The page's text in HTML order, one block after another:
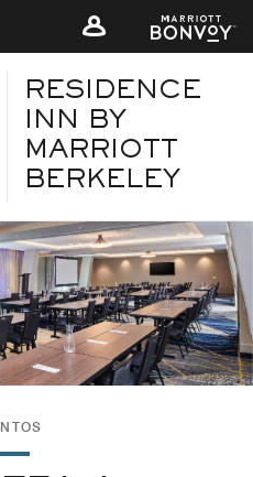
RESIDENCE
INN BY
MARRIOTT
BERKELEY